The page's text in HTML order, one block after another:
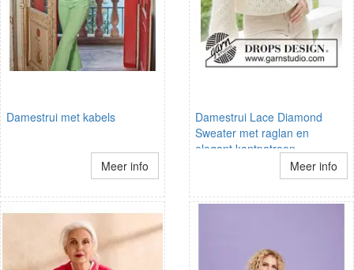
Damestrui met kabels
Meer info
Damestrui Lace Diamond
Sweater met raglan en
elegant kantpatroon
Meer info